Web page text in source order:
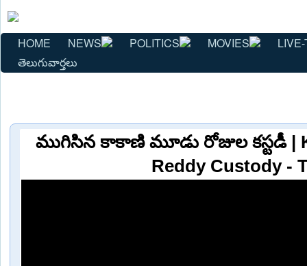
HOME NEWS POLITICS MOVIES
తెలుగువార్తలు
ముగిసిన కాకాణి మూడు రోజుల కస్టడీ |
Reddy Custody -